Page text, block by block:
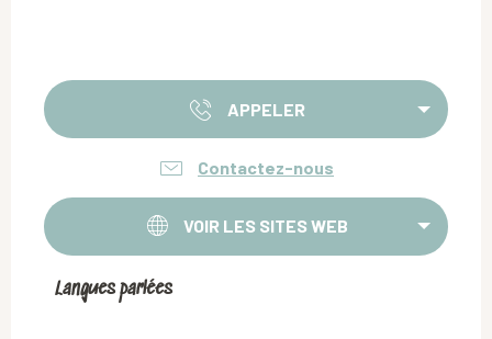
APPELER
Contactez-nous
VOIR LES SITES WEB
Langues parlées
Langues parlées